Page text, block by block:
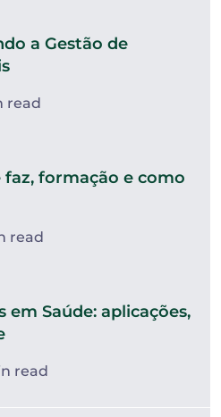
a Gestão de
read
faz, formação e como
read
em Saúde: aplicações,
read